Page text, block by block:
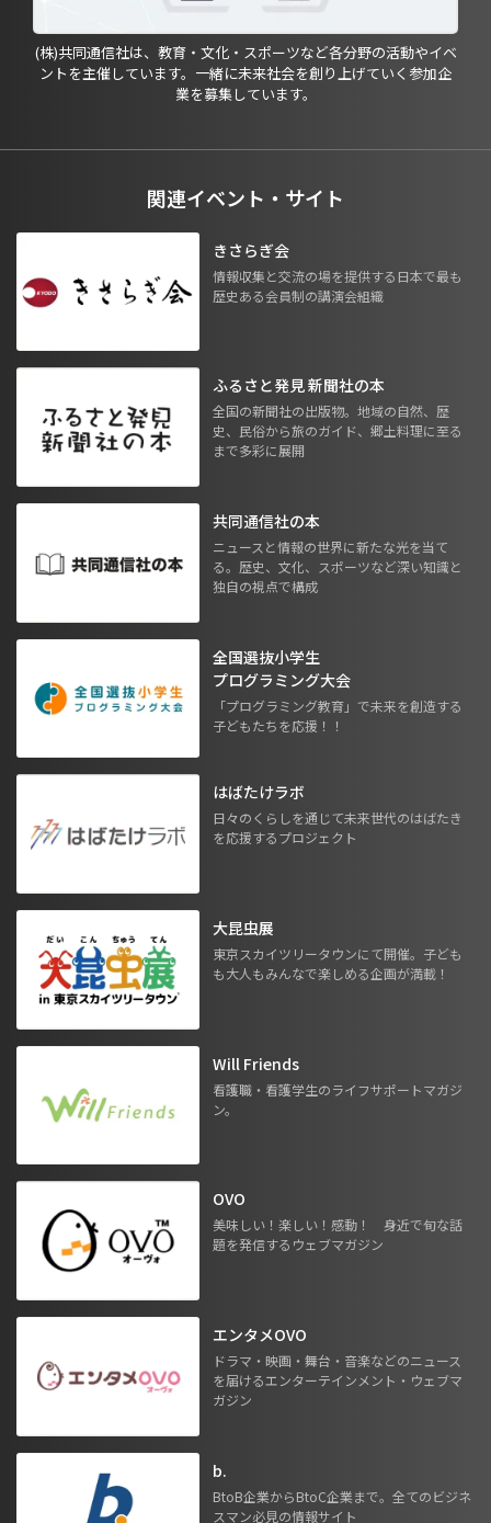
(株)共同通信社は、教育・文化・スポーツなど各分野の活動やイベ
ントを主催しています。一緒に未来社会を創り上げていく参加企
業を募集しています。
関連イベント・サイト
きさらぎ会
情報収集と交流の場を提供する日本で最も
歴史ある会員制の講演会組織
ふるさと発見 新聞社の本
全国の新聞社の出版物。地域の自然、歴
史、民俗から旅のガイド、郷土料理に至る
まで多彩に展開
共同通信社の本
ニュースと情報の世界に新たな光を当て
る。歴史、文化、スポーツなど深い知識と
独自の視点で構成
全国選抜小学生
プログラミング大会
「プログラミング教育」で未来を創造する
子どもたちを応援！！
はばたけラボ
日々のくらしを通じて未来世代のはばたき
を応援するプロジェクト
大昆虫展
東京スカイツリータウンにて開催。子ども
も大人もみんなで楽しめる企画が満載！
Will Friends
看護職・看護学生のライフサポートマガジ
ン。
OVO
美味しい！楽しい！感動！ 身近で旬な話
題を発信するウェブマガジン
エンタメOVO
ドラマ・映画・舞台・音楽などのニュース
を届けるエンターテインメント・ウェブマ
ガジン
b.
BtoB企業からBtoC企業まで。全てのビジネ
スマン必見の情報サイト